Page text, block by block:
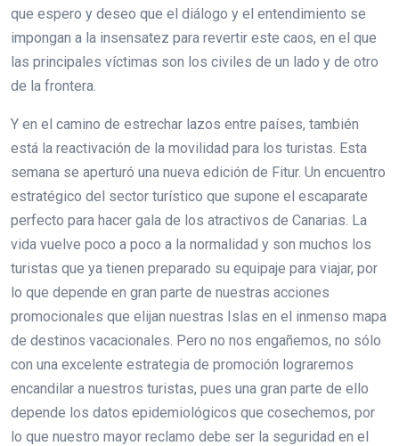
que espero y deseo que el diálogo y el entendimiento se
impongan a la insensatez para revertir este caos, en el que
las principales víctimas son los civiles de un lado y de otro
de la frontera.
Y en el camino de estrechar lazos entre países, también
está la reactivación de la movilidad para los turistas. Esta
semana se aperturó una nueva edición de Fitur. Un encuentro
estratégico del sector turístico que supone el escaparate
perfecto para hacer gala de los atractivos de Canarias. La
vida vuelve poco a poco a la normalidad y son muchos los
turistas que ya tienen preparado su equipaje para viajar, por
lo que depende en gran parte de nuestras acciones
promocionales que elijan nuestras Islas en el inmenso mapa
de destinos vacacionales. Pero no nos engañemos, no sólo
con una excelente estrategia de promoción lograremos
encandilar a nuestros turistas, pues una gran parte de ello
depende los datos epidemiológicos que cosechemos, por
lo que nuestro mayor reclamo debe ser la seguridad en el